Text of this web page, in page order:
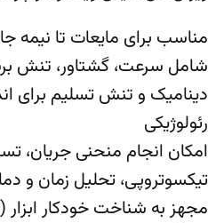
مناسب برای مایعات تا نیمه
شامل سرعت، گشتاور، تنش
دینامیک و تنش تسلیم برای
رئولوژیکی
امکان انجام منحنی جریان،
تیکسوتروپی، تحلیل زمان و دما